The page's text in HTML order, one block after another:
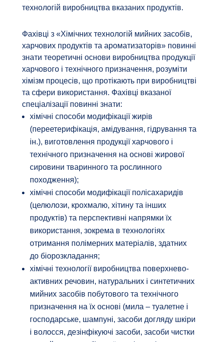
технологій виробництва вказаних продуктів.
Фахівці з «Хімічних технологій мийних засобів,
харчових продуктів та ароматизаторів» повинні
знати теоретичні основи виробництва продукції
харчового і технічного призначення, розуміти
хімізм процесів, що протікають при виробництві
та сфери використання. Фахівці вказаної
спеціалізації повинні знати:
хімічні способи модифікації жирів
(переетерифікація, амідування, гідрування та
ін.), виготовлення продукції харчового і
технічного призначення на основі жирової
сировини тваринного та рослинного
походження);
хімічні способи модифікації полісахаридів
(целюлози, крохмалю, хітину та інших
продуктів) та перспективні напрямки їх
використання, зокрема в технологіях
отримання полімерних матеріалів, здатних
до біорозкладання;
хімічні технології виробництва поверхнево-
активних речовин, натуральних і синтетичних
мийних засобів побутового та технічного
призначення на їх основі (мила – туалетне і
господарське, шампуні, засоби догляду шкіри
і волосся, дезінфікуючі засоби, засоби чистки